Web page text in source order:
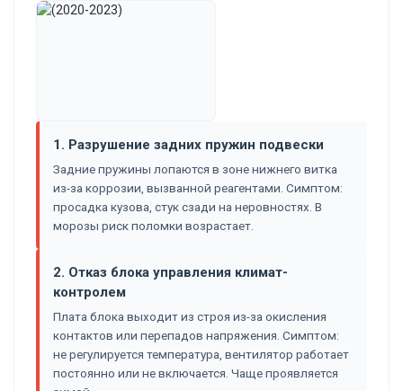
1. Разрушение задних пружин подвески
Задние пружины лопаются в зоне нижнего витка
из-за коррозии, вызванной реагентами. Симптом:
просадка кузова, стук сзади на неровностях. В
морозы риск поломки возрастает.
2. Отказ блока управления климат-
контролем
Плата блока выходит из строя из-за окисления
контактов или перепадов напряжения. Симптом:
не регулируется температура, вентилятор работает
постоянно или не включается. Чаще проявляется